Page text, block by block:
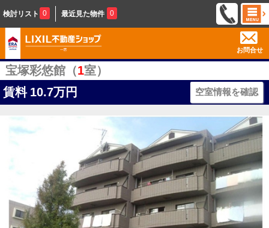
検討リスト 0 最近見た物件 0
お問合せ
宝塚彩悠館（1室）
賃料 10.7万円 空室情報を確認